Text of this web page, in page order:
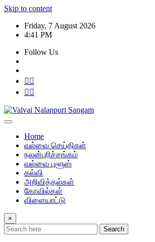
Skip to content
Friday, 7 August 2026
4:41 PM
Follow Us
Home
வல்வை செய்திகள்
நலன்புரிச்சங்கம்
வல்வை புளூஸ்
கல்வி
அறிவித்தல்கள்
கோவில்கள்
விளையாட்டு
×
Search